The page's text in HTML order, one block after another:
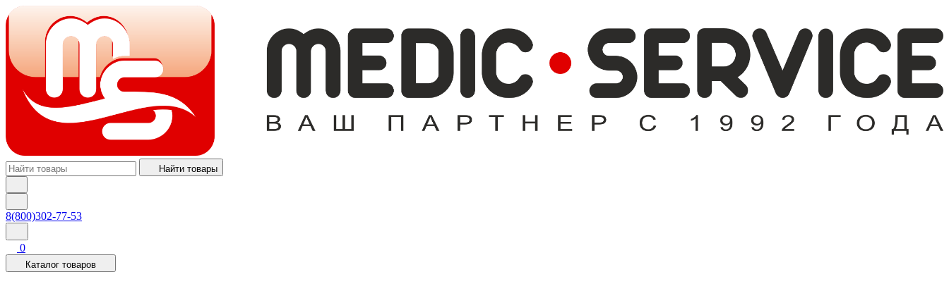
Найти товары
8(800)302-77-53
0
Каталог товаров